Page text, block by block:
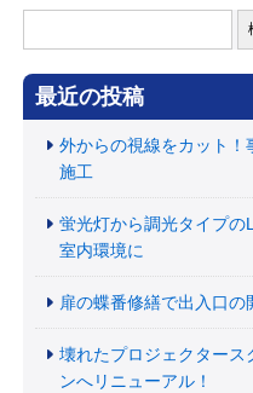
索:
最近の投稿
外からの視線をカット！
施工
蛍光灯から調光タイプの
室内環境に
扉の蝶番修繕で出入口の
壊れたプロジェクタース
ンへリニューアル！